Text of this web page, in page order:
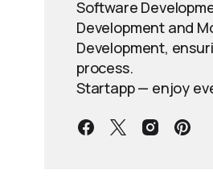
Software
Development and
Development,
process.
Startapp — enjoy